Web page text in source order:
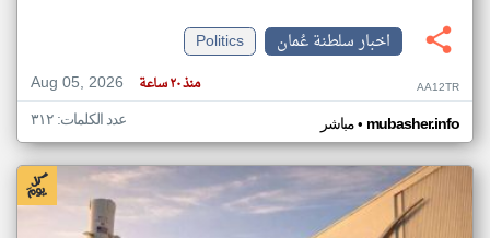
اخبار سلطنة عُمان
Politics
Aug 05, 2026
منذ ٢٠ ساعة AA12TR
مباشر• mubasher.info عدد الكلمات: ٣١٢